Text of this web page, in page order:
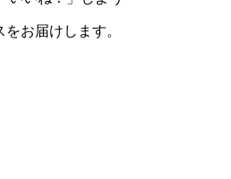
お届けします。